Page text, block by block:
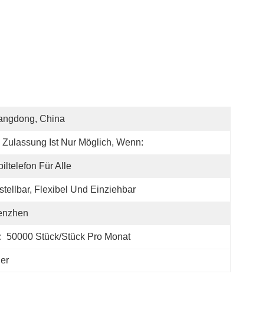
China
Zulassung Ist Nur Möglich, Wenn:
Für Alle
Flexibel Und Einziehbar
50000 Stück/Stück Pro Monat